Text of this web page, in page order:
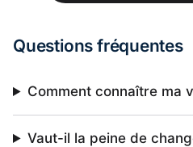
Questions fréquentes
Comment connaître ma
Vaut-il la peine de